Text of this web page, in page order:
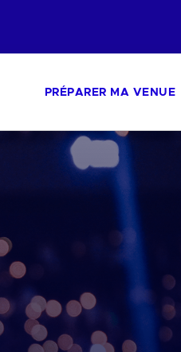
PRÉPARER MA VENUE